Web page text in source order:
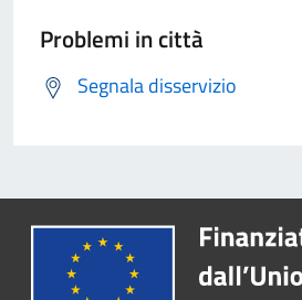
Problemi in città
Segnala disservizio